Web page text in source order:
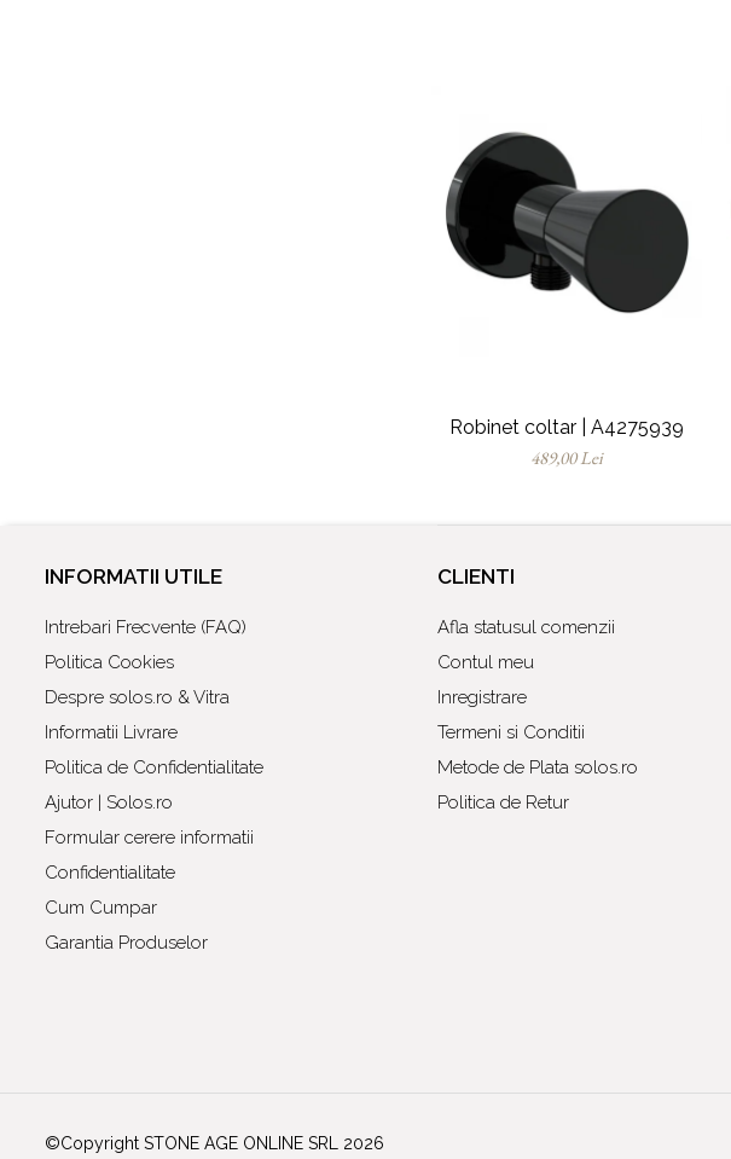
Robinet coltar | A4275939
489,00 Lei
INFORMATII UTILE
Intrebari Frecvente (FAQ)
Politica Cookies
Despre solos.ro & Vitra
Informatii Livrare
Politica de Confidentialitate
Ajutor | Solos.ro
Formular cerere informatii
Confidentialitate
Cum Cumpar
Garantia Produselor
CLIENTI
Afla statusul comenzii
Contul meu
Inregistrare
Termeni si Conditii
Metode de Plata solos.ro
Politica de Retur
©Copyright STONE AGE ONLINE SRL 2026